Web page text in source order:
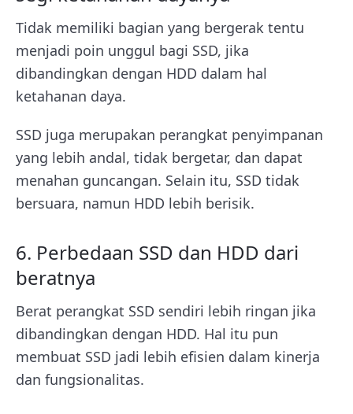
Tidak memiliki bagian yang bergerak tentu
menjadi poin unggul bagi SSD, jika
dibandingkan dengan HDD dalam hal
ketahanan daya.
SSD juga merupakan perangkat penyimpanan
yang lebih andal, tidak bergetar, dan dapat
menahan guncangan. Selain itu, SSD tidak
bersuara, namun HDD lebih berisik.
6. Perbedaan SSD dan HDD dari
beratnya
Berat perangkat SSD sendiri lebih ringan jika
dibandingkan dengan HDD. Hal itu pun
membuat SSD jadi lebih efisien dalam kinerja
dan fungsionalitas.